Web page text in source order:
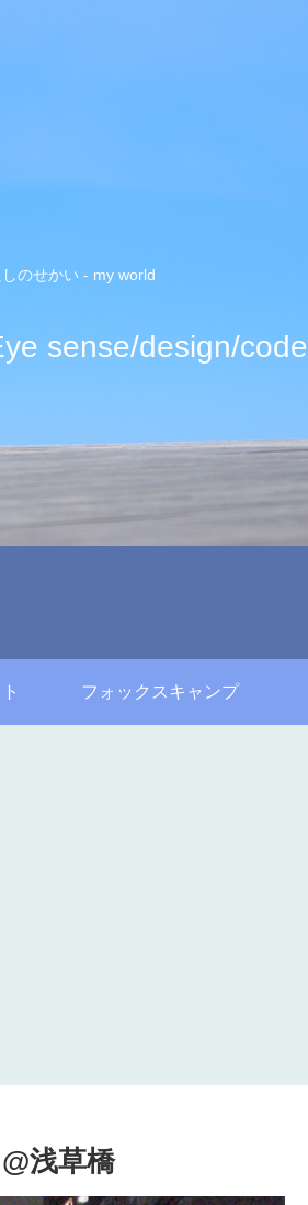
しのせかい - my world
sense/design/code
フォックスキャンプ
浅草橋